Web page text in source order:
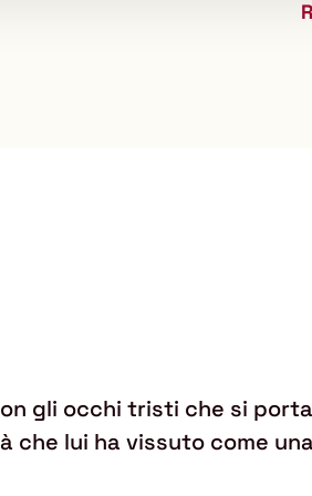
gli occhi tristi che si
che lui ha vissuto come